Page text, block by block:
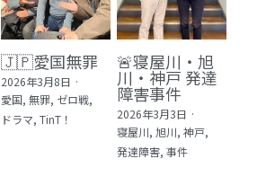
🇯🇵愛国無罪
2026年3月8日 ·
愛国, 無罪, ゼロ戦,
ドラマ, TinT！
🚨寝屋川・旭
川・神戸 発達
障害事件
2026年3月3日 ·
寝屋川, 旭川, 神戸,
発達障害, 事件